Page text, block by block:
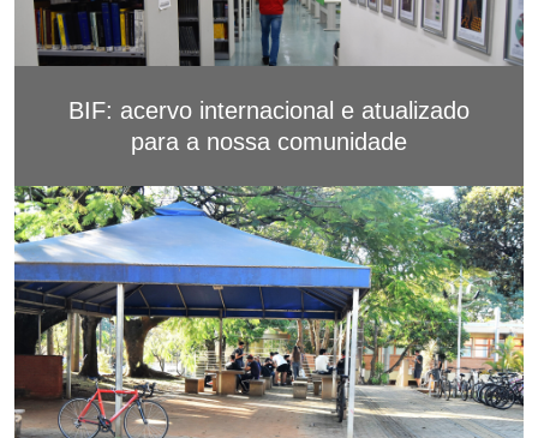
BIF: acervo internacional e atualizado
para a nossa comunidade